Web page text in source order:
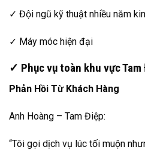
✓ Đội ngũ kỹ thuật nhiều năm
✓ Máy móc hiện đại
✓ Phục vụ toàn khu vực Tam
Phản Hồi Từ Khách Hàng
Anh Hoàng – Tam Điệp:
“Tôi gọi dịch vụ lúc tối muộn